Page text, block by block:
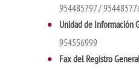
954485797 /
Unidad de Información
954556999
Fax del Registro